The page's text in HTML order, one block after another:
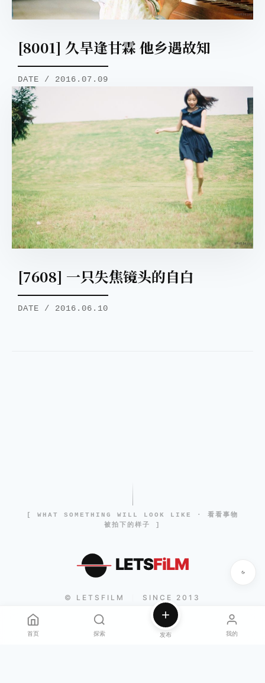
[8001] 久旱逢甘霖 他乡遇故知
DATE / 2016.07.09
[7608] 一只失焦镜头的自白
DATE / 2016.06.10
[ WHAT SOMETHING WILL LOOK LIKE · 看看事物
被拍下的样子 ]
LETSFiLM
© LETSFILM SINCE 2013
首页 探索 发布 我的